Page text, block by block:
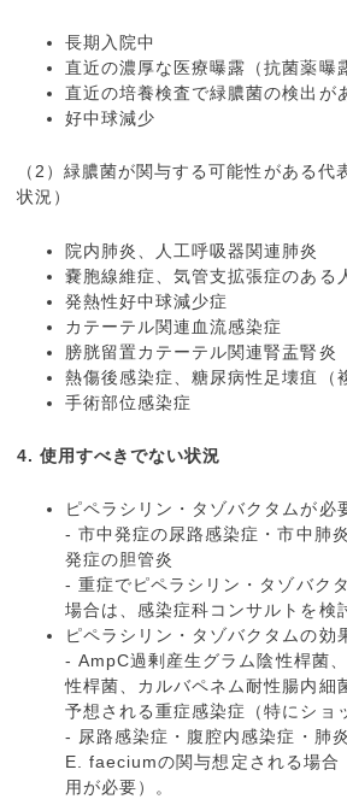
長期入院中
直近の濃厚な医療曝露（抗菌薬曝
直近の培養検査で緑膿菌の検出が
好中球減少
（2）緑膿菌が関与する可能性がある代
状況）
院内肺炎、人工呼吸器関連肺炎
嚢胞線維症、気管支拡張症のある
発熱性好中球減少症
カテーテル関連血流感染症
膀胱留置カテーテル関連腎盂腎炎
熱傷後感染症、糖尿病性足壊疽（
手術部位感染症
4. 使用すべきでない状況
ピペラシリン・タゾバクタムが必
- 市中発症の尿路感染症・市中肺
発症の胆管炎
- 重症でピペラシリン・タゾバク
場合は、感染症科コンサルトを検
ピペラシリン・タゾバクタムの効
- AmpC過剰産生グラム陰性桿菌
性桿菌、カルバペネム耐性腸内細
予想される重症感染症（特にショ
- 尿路感染症・腹腔内感染症・肺
E. faeciumの関与想定される場合
用が必要）。